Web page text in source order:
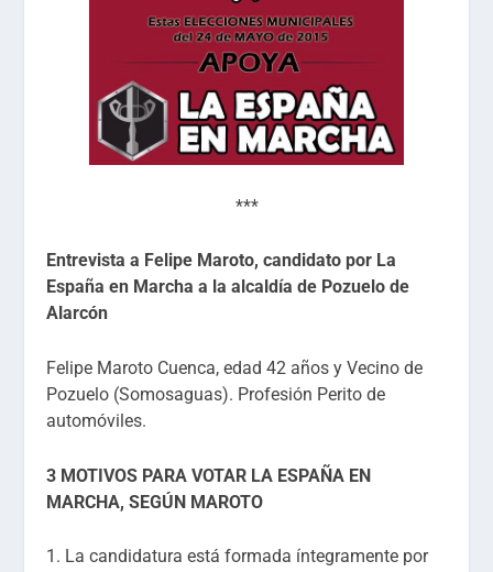
***
Entrevista a Felipe Maroto, candidato por La
España en Marcha a la alcaldía de Pozuelo de
Alarcón
Felipe Maroto Cuenca, edad 42 años y Vecino de
Pozuelo (Somosaguas). Profesión Perito de
automóviles.
3 MOTIVOS PARA VOTAR LA ESPAÑA EN
MARCHA, SEGÚN MAROTO
1. La candidatura está formada íntegramente por